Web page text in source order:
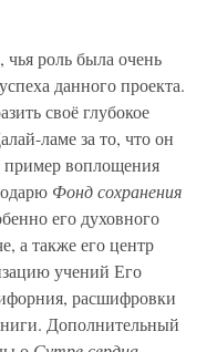
роль была очень
данного проекта.
своё глубокое
ламе за то, что он
пример воплощения
Фонд сохранения
его духовного
а также его центр
учений Его
расшифровки
Дополнительный